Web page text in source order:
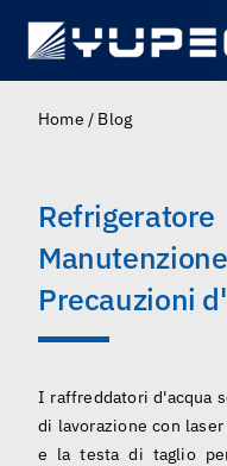
Home / Blog
Precauzioni
I raffreddatori d'acqua
di lavorazione con
e la testa di taglio